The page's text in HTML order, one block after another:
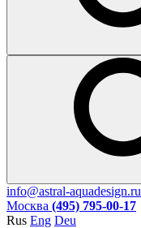
info@astral-aquadesign.ru
Москва (495) 795-00-17
Rus Eng Deu